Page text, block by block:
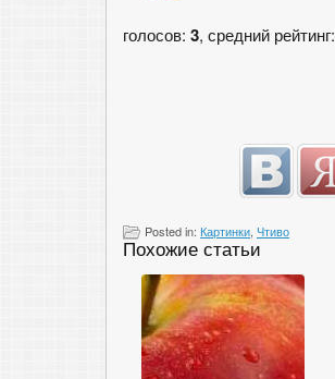
голосов: 3, средний рейтинг:
Posted in: Картинки Чтиво
Похожие статьи